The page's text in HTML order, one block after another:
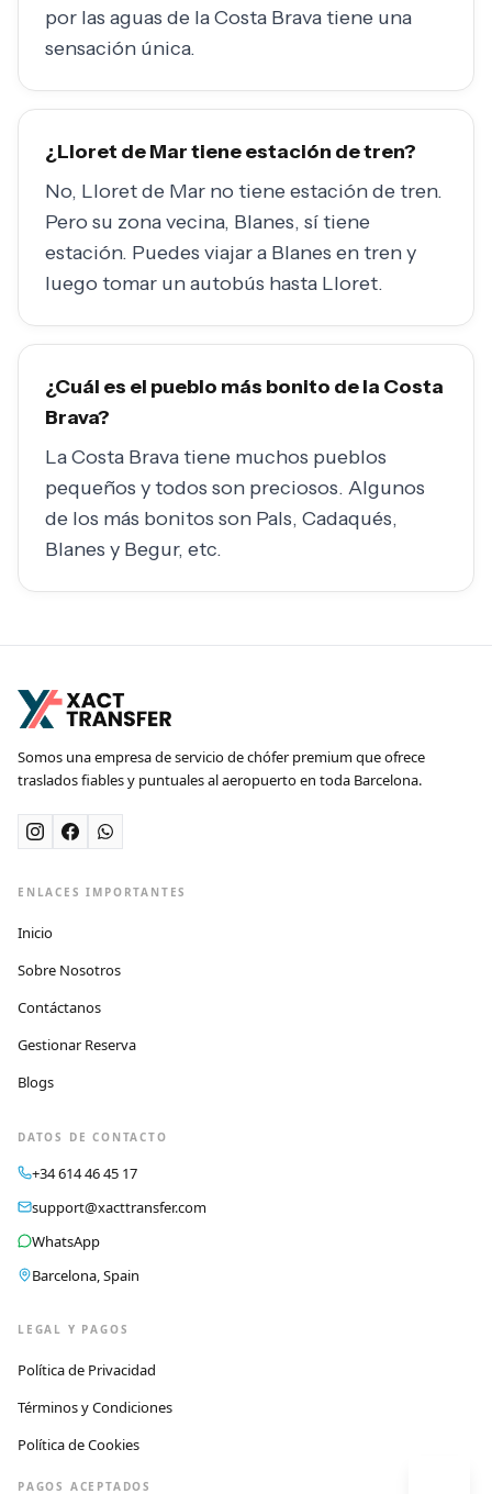
por las aguas de la Costa Brava tiene una
sensación única.
¿Lloret de Mar tiene estación de tren?
No, Lloret de Mar no tiene estación de tren.
Pero su zona vecina, Blanes, sí tiene
estación. Puedes viajar a Blanes en tren y
luego tomar un autobús hasta Lloret.
¿Cuál es el pueblo más bonito de la Costa
Brava?
La Costa Brava tiene muchos pueblos
pequeños y todos son preciosos. Algunos
de los más bonitos son Pals, Cadaqués,
Blanes y Begur, etc.
Somos una empresa de servicio de chófer premium que ofrece
traslados fiables y puntuales al aeropuerto en toda Barcelona.
ENLACES IMPORTANTES
Inicio
Sobre Nosotros
Contáctanos
Gestionar Reserva
Blogs
DATOS DE CONTACTO
+34 614 46 45 17
support@xacttransfer.com
WhatsApp
Barcelona, Spain
LEGAL Y PAGOS
Política de Privacidad
Términos y Condiciones
Política de Cookies
PAGOS ACEPTADOS